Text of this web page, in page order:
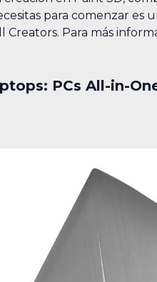
para comenzar es
Para más
PCs All-in-